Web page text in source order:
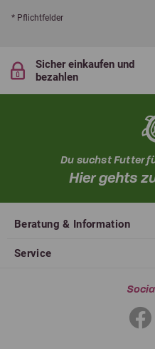
* Pflichtfelder
Sicher einkaufen und
bezahlen
Du suchst Futter
Hier gehts
Beratung & Information
Service